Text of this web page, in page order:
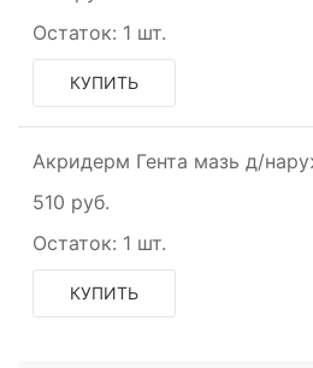
Остаток: 1 шт.
КУПИТЬ
Акридерм Гента мазь д/
510 руб.
Остаток: 1 шт.
КУПИТЬ